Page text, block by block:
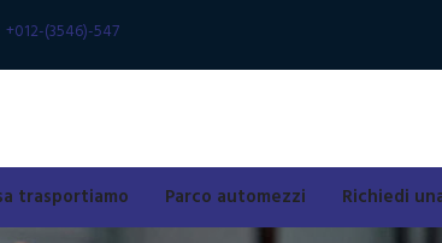
+012-(3546)-547
trasportiamo Parco automezzi Richiedi